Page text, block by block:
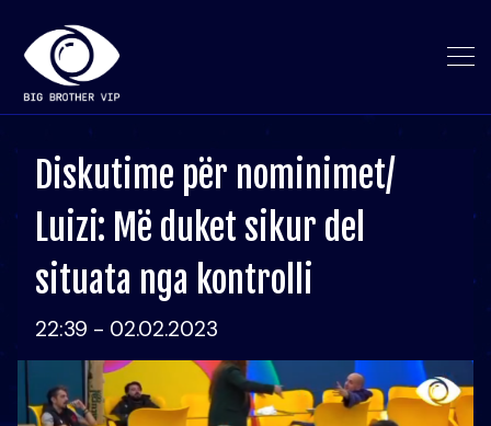
Diskutime për nominimet/
Luizi: Më duket sikur del
situata nga kontrolli
22:39 - 02.02.2023